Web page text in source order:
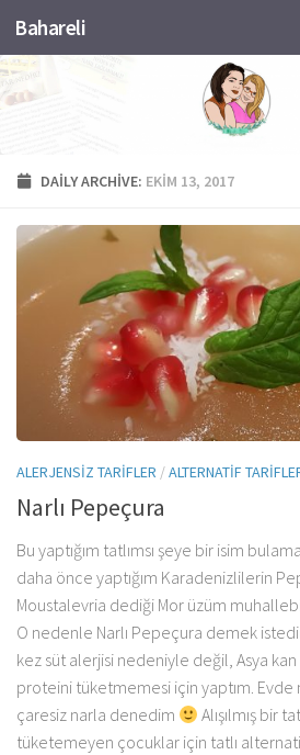
Skip to content
Bahareli
DAILY ARCHIVE: EKIM 13, 2017
ALERJENSIZ TARIFLER /ALTERNATIF
Narlı Pepeçura
Bu yaptığım tatlımsı şeye bir isim
daha önce yaptığım Karadenizlilerin
Moustalevria dediği Mor üzüm
O nedenle Narlı Pepeçura demek
kez süt alerjisi nedeniyle değil, Asya
proteini tüketmemesi için yaptım.
çaresiz narla denedim
Alışılmış bir
tüketemeyen çocuklar için tatlı